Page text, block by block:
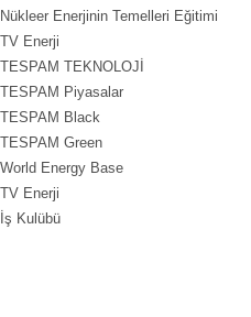
Nükleer Enerjinin Temelleri Eğitimi
TV Enerji
TESPAM TEKNOLOJİ
TESPAM Piyasalar
TESPAM Black
TESPAM Green
World Energy Base
TV Enerji
İş Kulübü